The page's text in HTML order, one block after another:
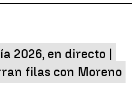
2026, en directo |
filas con Moreno